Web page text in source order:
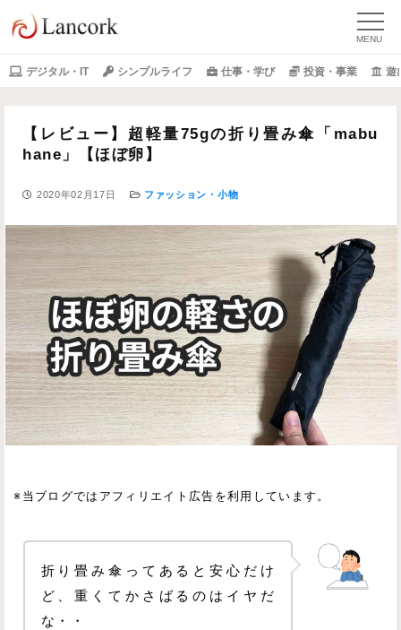
デジタル・IT シンプルライフ 仕事・学び 投資・事業 遊
【レビュー】超軽量75gの折り畳み傘「mabu
hane」【ほぼ卵】
2020年02月17日 ファッション・小物
※当ブログではアフィリエイト広告を利用しています。
折り畳み傘ってあると安心だけ
ど、重くてかさばるのはイヤだ
な・・